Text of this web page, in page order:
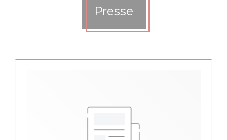
Presse